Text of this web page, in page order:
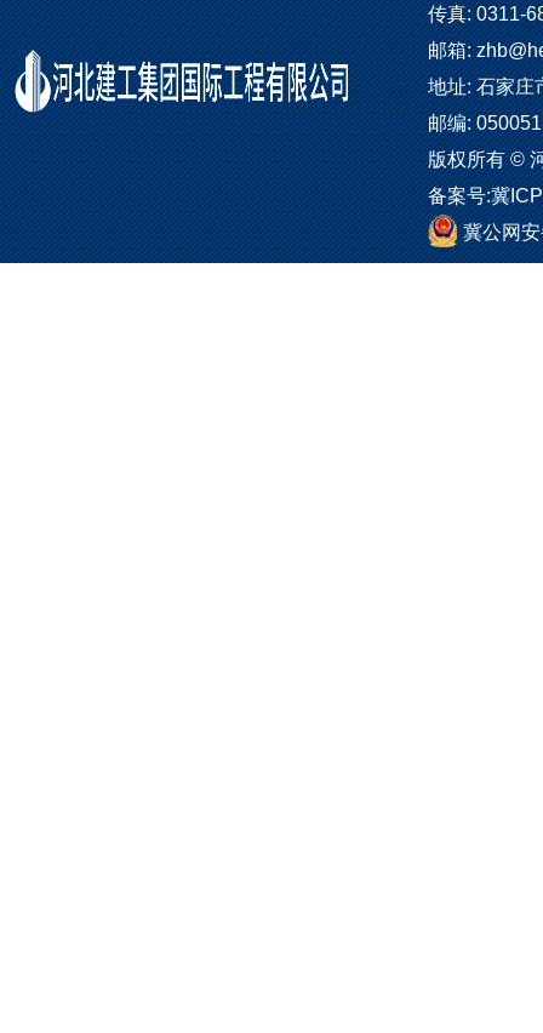
传真: 0311-
邮箱:
地址: 石家庄
邮编: 050051
版权所有 ©
备案号:冀
冀公网